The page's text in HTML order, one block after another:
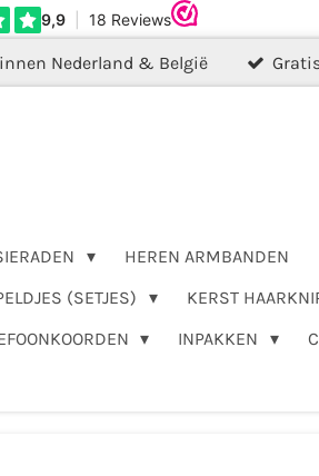
Nederland & België
HEREN ARMBANDEN
(SETJES)
KERST
INPAKKEN